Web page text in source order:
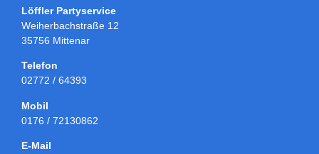
Löffler Partyservice
Weiherbachstraße 12
35756 Mittenar
Telefon
02772 / 64393
Mobil
0176 / 72130862
E-Mail